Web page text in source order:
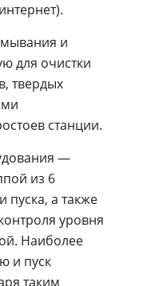
и
для очистки
твердых
станции.
—
из 6
пуска, а также
уровня
Наиболее
и пуск
таким